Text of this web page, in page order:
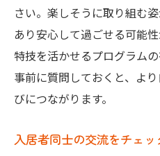
さい。楽しそうに取り組む
あり安心して過ごせる可能
特技を活かせるプログラム
事前に質問しておくと、よ
びにつながります。
入居者同士の交流をチェ